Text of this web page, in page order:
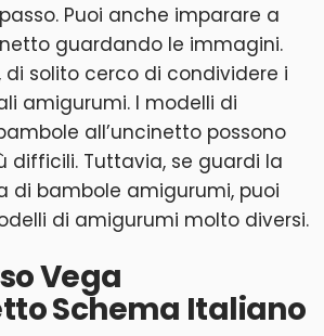
Puoi anche imparare a
guardando le immagini.
di solito cerco di condividere i
amigurumi. I modelli di
all’uncinetto possono
difficili. Tuttavia, se guardi la
di bambole amigurumi, puoi
di amigurumi molto diversi.
Vega
Schema Italiano